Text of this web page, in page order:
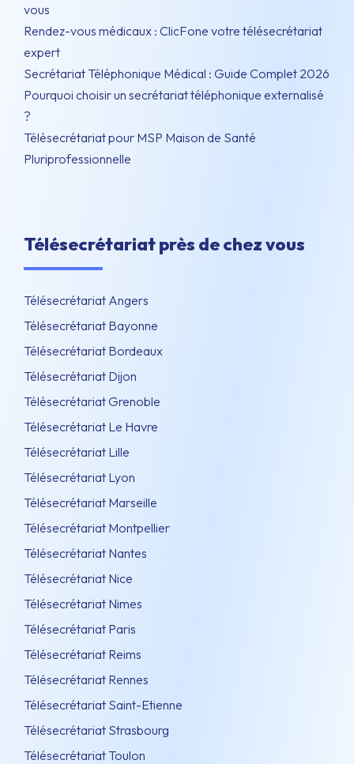
vous
Rendez-vous médicaux : ClicFone votre télésecrétariat
expert
Secrétariat Téléphonique Médical : Guide Complet 2026
Pourquoi choisir un secrétariat téléphonique externalisé
?
Télésecrétariat pour MSP Maison de Santé
Pluriprofessionnelle
Télésecrétariat près de chez vous
Télésecrétariat Angers
Télésecrétariat Bayonne
Télésecrétariat Bordeaux
Télésecrétariat Dijon
Télésecrétariat Grenoble
Télésecrétariat Le Havre
Télésecrétariat Lille
Télésecrétariat Lyon
Télésecrétariat Marseille
Télésecrétariat Montpellier
Télésecrétariat Nantes
Télésecrétariat Nice
Télésecrétariat Nimes
Télésecrétariat Paris
Télésecrétariat Reims
Télésecrétariat Rennes
Télésecrétariat Saint-Etienne
Télésecrétariat Strasbourg
Télésecrétariat Toulon